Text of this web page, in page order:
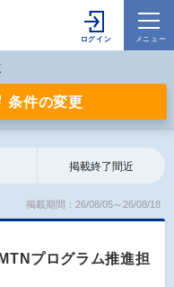
条件の変更
掲載終了間近
掲載期間：26/08/05～26/08/18
プログラム推進担